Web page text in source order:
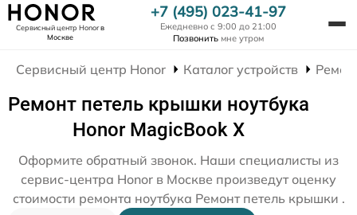
Сервисный центр Honorв
Москве
+7 (495) 023-41-97
Ежедневно с 9:00 до 21:00
Позвонить мне утром
Сервисный центр Honor Каталог устройств
Ремонт петель крышки ноутбука
Honor MagicBook X
Оформите обратный звонок. Наши специалисты из
сервис-центра Honor в Москве произведут оценку
стоимости ремонта ноутбука Ремонт петель крышки .